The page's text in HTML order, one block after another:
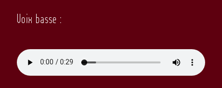
Voix basse :